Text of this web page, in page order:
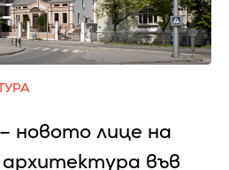
новото лице на
във